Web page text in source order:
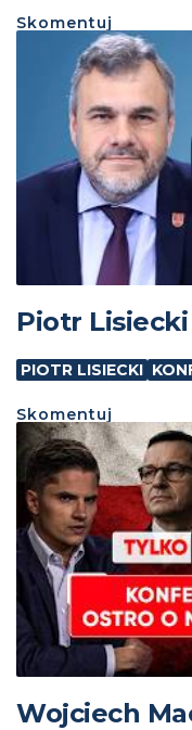
Skomentuj
Piotr
PIOTR LISIECKI
Skomentuj
Wojciech